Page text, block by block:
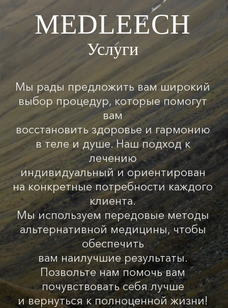
MEDLEECH
Услуги
Мы рады предложить вам широкий
выбор процедур, которые помогут
вам
восстановить здоровье и гармонию
в теле и душе. Наш подход к
лечению
индивидуальный и ориентирован
на конкретные потребности каждого
клиента.
Мы используем передовые методы
альтернативной медицины, чтобы
обеспечить
вам наилучшие результаты.
Позвольте нам помочь вам
почувствовать себя лучше
и вернуться к полноценной жизни!